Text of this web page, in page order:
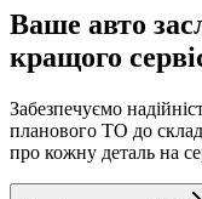
Ваше авто
кращого
Забезпечуємо
планового ТО до
про кожну деталь на